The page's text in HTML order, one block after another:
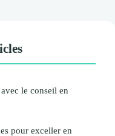
le conseil en
pour exceller en